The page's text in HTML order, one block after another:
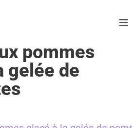
pommes
gelée de